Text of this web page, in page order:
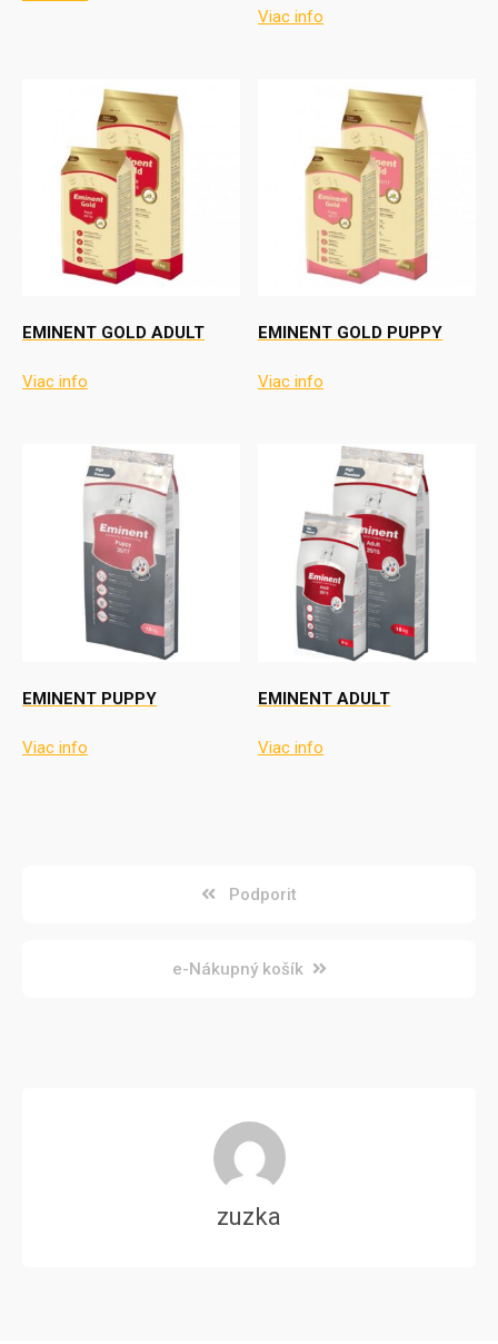
Viac info
EMINENT GOLD ADULT
Viac info
EMINENT GOLD PUPPY
Viac info
EMINENT PUPPY
Viac info
EMINENT ADULT
Viac info
Podporit
e-Nákupný košík
zuzka